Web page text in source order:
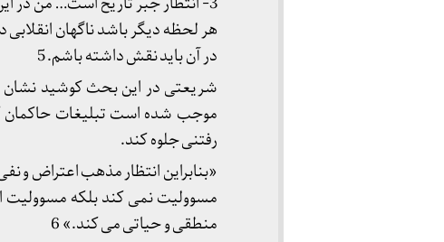
هر لحظه دیگر باشد ناگهان
در آن باید نقش داشته باشم. 5
شریعتی در این بحث کوشید نشان
موجب شده است تبلیغات حاکمان
رفتنی جلوه کند.
«بنابراین انتظار مذهب اعتراض و
مسوولیت نمی کند بلکه
منطقی و حیاتی می کند.» 6